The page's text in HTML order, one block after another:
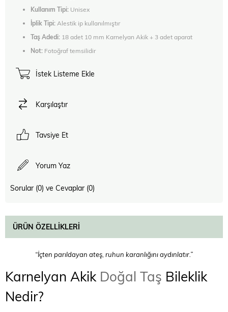
Kullanım Tipi: Unisex
İplik Tipi: Alestik ip kullanılmıştır
Taş Adedi: 18 adet 10 mm Karnelyan Akik + 3 adet aparat
Not: Fotoğraf temsilidir
İstek Listeme Ekle
Karşılaştır
Tavsiye Et
Yorum Yaz
Sorular (0) ve Cevaplar (0)
ÜRÜN ÖZELLIKLERI
“İçten parıldayan ateş, ruhun karanlığını aydınlatır.”
Karnelyan Akik Doğal Taş Bileklik
Nedir?